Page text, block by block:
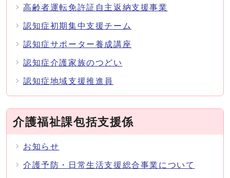
高齢者運転免許証自主返納支援事業
認知症初期集中支援チーム
認知症サポーター養成講座
認知症介護家族のつどい
認知症地域支援推進員
介護福祉課包括支援係
お知らせ
介護予防・日常生活支援総合事業について